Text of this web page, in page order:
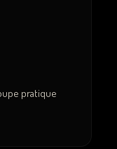
pratique